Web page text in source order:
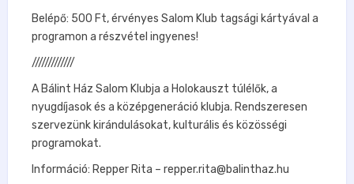
Belépő: 500 Ft, érvényes Salom Klub tagsági kártyával a
programon a részvétel ingyenes!
/////////////
A Bálint Ház Salom Klubja a Holokauszt túlélők, a
nyugdíjasok és a középgeneráció klubja. Rendszeresen
szervezünk kirándulásokat, kulturális és közösségi
programokat.
Információ: Repper Rita – repper.rita@balinthaz.hu